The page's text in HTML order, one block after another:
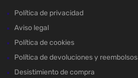
Política de privacidad
Aviso legal
Política de cookies
Política de devoluciones y reembolsos
Desistimiento de compra